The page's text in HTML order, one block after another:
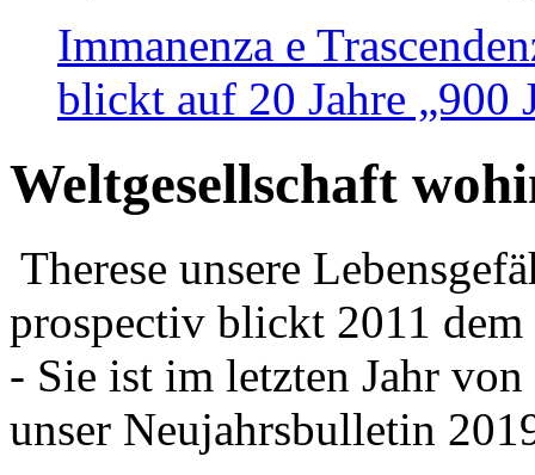
Immanenza e
blickt auf 20 Jahre „900
Weltgesellschaft
Therese unsere
prospectiv blickt 2011
- Sie ist im letzten Jahr
unser Neujahrsbulletin